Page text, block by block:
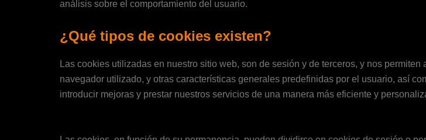
análisis sobre el comportamiento del usuario.
¿Qué tipos de cookies existen?
Las cookies utilizadas en nuestro sitio web, son de sesión y de terceros, y nos
navegador utilizado, y otras características generales predefinidas por el usuario, así
introducir mejoras y prestar nuestros servicios de una manera más eficiente y